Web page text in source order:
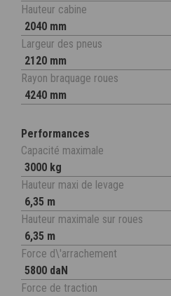
Hauteur cabine
2040 mm
Largeur des pneus
2120 mm
Rayon braquage roues
4240 mm
Performances
Capacité maximale
3000 kg
Hauteur maxi de levage
6,35 m
Hauteur maximale sur roues
6,35 m
Force d\'arrachement
5800 daN
Force de traction